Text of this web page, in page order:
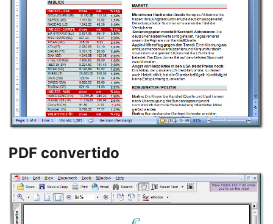
PDF convertido